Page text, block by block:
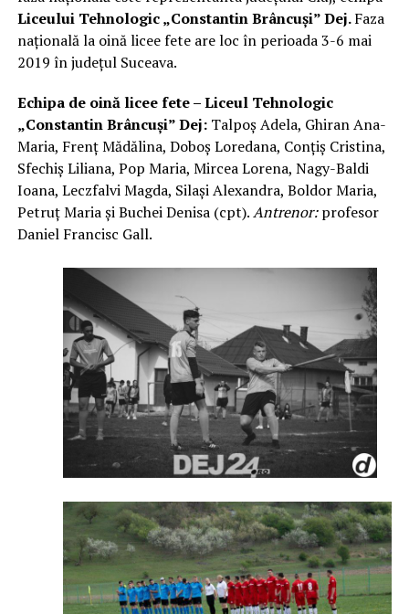
Liceului Tehnologic „Constantin Brâncuşi” Dej.Faza
naţională la oină licee fete are loc în perioada 3-6 mai
2019 în judeţul Suceava.
Echipa de oină licee fete – Liceul Tehnologic
„Constantin Brâncuşi” Dej:Talpoş Adela, Ghiran Ana-
Maria, Frenţ Mădălina, Doboş Loredana, Conţiş Cristina,
Sfechiş Liliana, Pop Maria, Mircea Lorena, Nagy-Baldi
Ioana, Leczfalvi Magda, Silaşi Alexandra, Boldor Maria,
Petruţ Maria şi Buchei Denisa (cpt).Antrenor:profesor
Daniel Francisc Gall.